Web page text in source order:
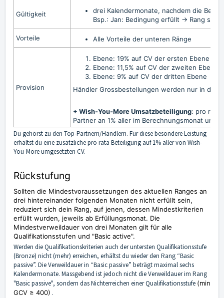
Gültigkeit
drei Kalendermonate, nachdem die
Bsp.: Jan: Bedingung erfüllt -> Rang
Vorteile Alle Vorteile der unteren Ränge
Provision
Ebene: 19% auf CV der ersten Ebene /
Ebene: 11,5% auf CV der zweiten Ebene
Ebene: 9% auf CV der dritten Ebene
Händler Grossbestellungen werden nur in der
+ Wish-You-More Umsatzbeteiligung: pro rata
Partner an 1% aller im Berechnungsmonat
Du gehörst zu den Top-Partnern/Händlern. Für diese besondere Leistung
erhältst du eine zusätzliche pro rata Beteiligung auf 1% aller von Wish-
You-More umgesetzten CV.
Rückstufung
Sollten die Mindestvoraussetzungen des aktuellen Ranges an
drei hintereinander folgenden Monaten nicht erfüllt sein,
reduziert sich dein Rang, auf jenen, dessen Mindestkriterien
erfüllt wurden, jeweils ab Erfüllungsmonat. Die
Mindestverweildauer von drei Monaten gilt für alle
Qualifikationsstufen und "Basic active".
Werden die Qualifikationskriterien auch der untersten Qualifikationsstufe
(Bronze) nicht (mehr) erreichen, erhältst du wieder den Rang “Basic
passive”. Die Verweildauer in “Basic passive” beträgt maximal sechs
Kalendermonate. Massgebend ist jedoch nicht die Verweildauer im Rang
"Basic passive", sondern das Nichterreichen einer Qualifikationsstufe (min
GCV ≥ 400) .